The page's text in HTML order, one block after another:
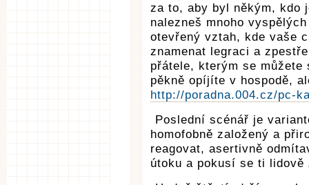
za to, aby byl někým,
nalezneš mnoho
otevřený vztah, kde vaše
znamenat legraci a
přátele, kterým se
pěkně opíjíte v hospodě,
http://poradna.004.cz/pc-
Poslední scénář je
homofobně založený a
reagovat, asertivně
útoku a pokusí se ti lidově